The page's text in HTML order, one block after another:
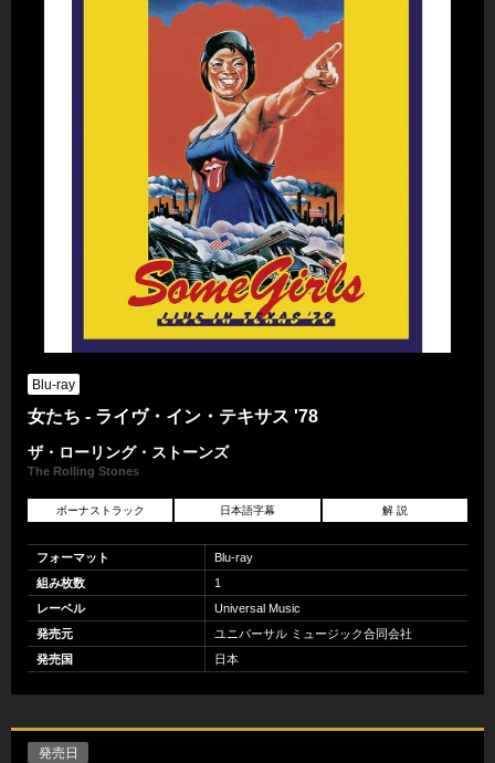
Blu-ray
女たち - ライヴ・イン・テキサス '78
ザ・ローリング・ストーンズ
The Rolling Stones
ボーナストラック 日本語字幕 解 説
フォーマット
Blu-ray
組み枚数
1
レーベル
Universal Music
発売元
ユニバーサル ミュージック合同会社
発売国
日本
発売日